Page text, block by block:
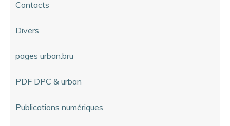
Contacts
Divers
pages urban.bru
PDF DPC & urban
Publications numériques